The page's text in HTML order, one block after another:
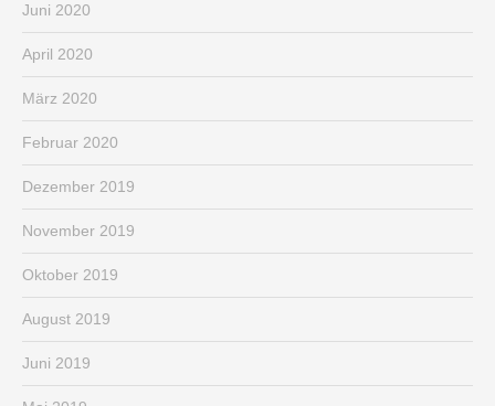
Juni 2020
April 2020
März 2020
Februar 2020
Dezember 2019
November 2019
Oktober 2019
August 2019
Juni 2019